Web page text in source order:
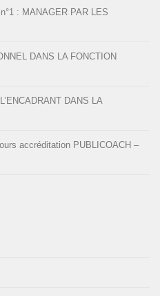
: MANAGER PAR LES
DANS LA FONCTION
DANS LA
accréditation PUBLICOACH –